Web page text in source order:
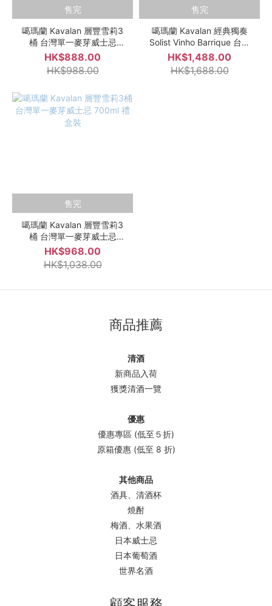
售完
噶瑪蘭 Kavalan 層豐雪莉3
桶 台灣單一麥芽威士忌
700ml 新年禮盒裝 (連聞香
杯乙隻)
HK$888.00
HK$988.00
售完
噶瑪蘭 Kavalan 經典獨奏
Solist Vinho Barrique 台灣
單一麥芽 葡萄酒桶威士忌原
酒 700ml 禮盒裝
HK$1,488.00
HK$1,688.00
售完
噶瑪蘭 Kavalan 層豐雪莉3
桶 台灣單一麥芽威士忌
700ml 禮盒裝
HK$968.00
HK$1,038.00
商品推薦
清酒
新商品入荷
獲獎清酒一覽
優惠
優惠專區 (低至５折)
原箱優惠 (低至 8 折)
其他商品
酒具、清酒杯
燒酎
梅酒、水果酒
日本威士忌
日本葡萄酒
世界名酒